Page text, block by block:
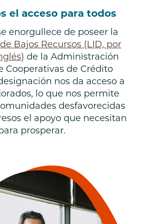
el acceso para todos
enorgullece de poseer la
Bajos Recursos (LID, por
de la Administración
Cooperativas de Crédito
nos da acceso a
lo que nos permite
desfavorecidas
el apoyo que necesitan
prosperar.